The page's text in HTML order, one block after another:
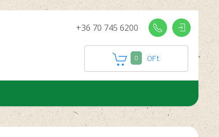
+36 70 745 6200
0 0Ft